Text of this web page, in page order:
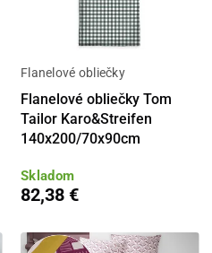
Flanelové obliečky
Flanelové obliečky Tom
Tailor Karo&Streifen
140x200/70x90cm
Skladom
82,38 €